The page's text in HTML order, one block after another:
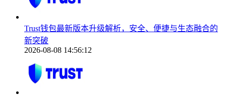
Trust钱包最新版本升级解析，安全、便捷与生态融合的
新突破
2026-08-08 14:56:12